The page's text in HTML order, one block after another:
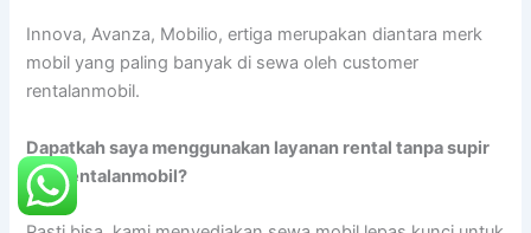
Innova, Avanza, Mobilio, ertiga merupakan diantara merk
mobil yang paling banyak di sewa oleh customer
rentalanmobil.
Dapatkah saya menggunakan layanan rental tanpa supir
dari rentalanmobil?